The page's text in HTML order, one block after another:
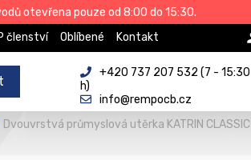
otevřena pouze od 8:00 do 15:30.
členství Oblíbené Kontakt
+420 737 207 532 (7 - 15:30
h)
info@rempocb.cz
Dvouvrstvá průmyslová utěrka KATRIN CLASSIC